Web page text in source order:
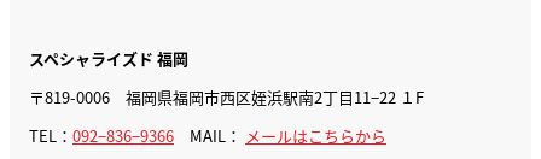
スペシャライズド 福岡
〒819-0006 福岡県福岡市西区姪浜駅南2丁目11−22 １F
TEL： 092−836−9366 MAIL： メールはこちらから